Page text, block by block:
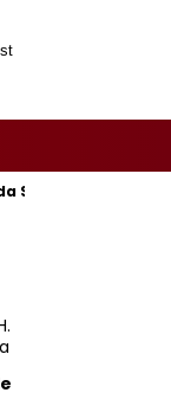
Manfaatkan